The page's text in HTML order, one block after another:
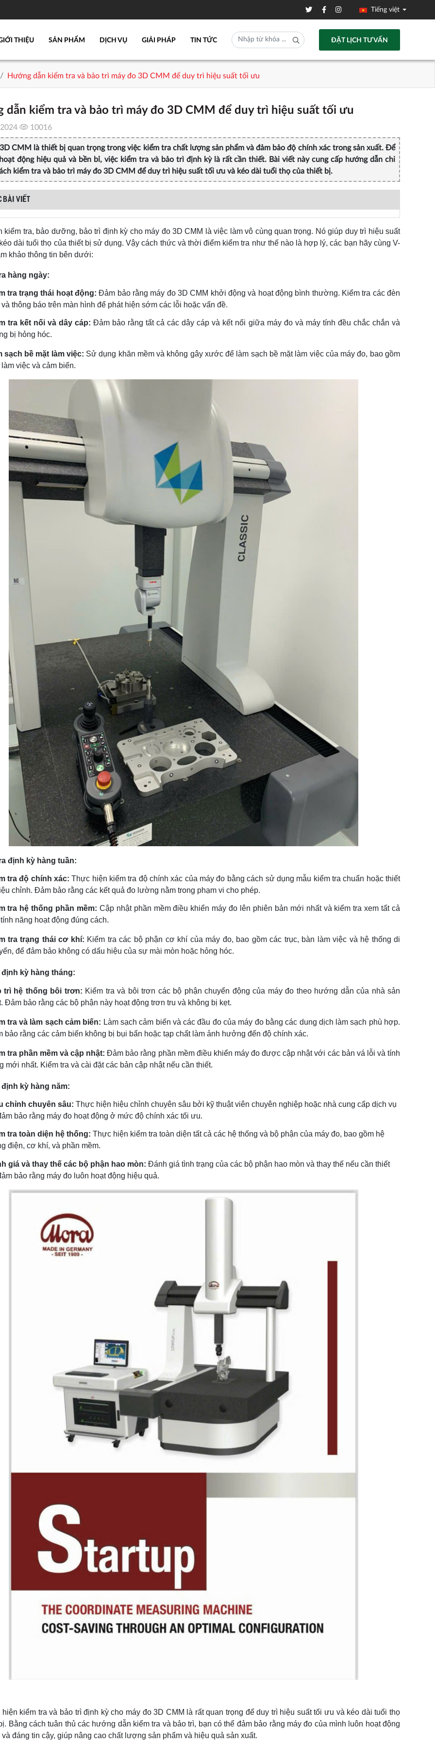
Tiếng việt
THIỆU SẢN PHẨM DỊCH VỤ GIẢI PHÁP TIN TỨC ĐẶT LỊCH TƯ VẤN
Hướng dẫn kiểm tra và bảo trì máy đo 3D CMM để duy trì hiệu suất tối ưu
dẫn kiểm tra và bảo trì máy đo 3D CMM để duy trì hiệu suất tối ưu
10016
CMM là thiết bị quan trọng trong việc kiểm tra chất lượng sản phẩm và đảm bảo độ chính xác trong sản xuất. Để
động hiệu quả và bền bỉ, việc kiểm tra và bảo trì định kỳ là rất cần thiết. Bài viết này cung cấp hướng dẫn chi
kiểm tra và bảo trì máy đo 3D CMM để duy trì hiệu suất tối ưu và kéo dài tuổi thọ của thiết bị.
BÀI VIẾT
kiểm tra, bảo dưỡng, bảo trì định kỳ cho máy đo 3D CMM là việc làm vô cùng quan trọng. Nó giúp duy trì hiệu suất
dài tuổi thọ của thiết bị sử dụng. Vậy cách thức và thời điểm kiểm tra như thế nào là hợp lý, các bạn hãy cùng V-
khảo thông tin bên dưới:
hàng ngày:
tra trạng thái hoạt động: Đảm bảo rằng máy đo 3D CMM khởi động và hoạt động bình thường. Kiểm tra các đèn
và thông báo trên màn hình để phát hiện sớm các lỗi hoặc vấn đề.
tra kết nối và dây cáp: Đảm bảo rằng tất cả các dây cáp và kết nối giữa máy đo và máy tính đều chắc chắn và
bị hỏng hóc.
sạch bề mặt làm việc: Sử dụng khăn mềm và không gây xước để làm sạch bề mặt làm việc của máy đo, bao gồm
làm việc và cảm biến.
định kỳ hàng tuần:
tra độ chính xác:Thực hiện kiểm tra độ chính xác của máy đo bằng cách sử dụng mẫu kiểm tra chuẩn hoặc thiết
chỉnh. Đảm bảo rằng các kết quả đo lường nằm trong phạm vi cho phép.
tra hệ thống phần mềm: Cập nhật phần mềm điều khiển máy đo lên phiên bản mới nhất và kiểm tra xem tất cả
năng hoạt động đúng cách.
tra trạng thái cơ khí: Kiểm tra các bộ phận cơ khí của máy đo, bao gồm các trục, bàn làm việc và hệ thống di
để đảm bảo không có dấu hiệu của sự mài mòn hoặc hỏng hóc.
định kỳ hàng tháng:
trì hệ thống bôi trơn: Kiểm tra và bôi trơn các bộ phận chuyển động của máy đo theo hướng dẫn của nhà sản
Đảm bảo rằng các bộ phận này hoạt động trơn tru và không bị kẹt.
tra và làm sạch cảm biến: Làm sạch cảm biến và các đầu đo của máy đo bằng các dung dịch làm sạch phù hợp.
bảo rằng các cảm biến không bị bụi bẩn hoặc tạp chất làm ảnh hưởng đến độ chính xác.
tra phần mềm và cập nhật: Đảm bảo rằng phần mềm điều khiển máy đo được cập nhật với các bản vá lỗi và tính
mới nhất. Kiểm tra và cài đặt các bản cập nhật nếu cần thiết.
định kỳ hàng năm:
chỉnh chuyên sâu: Thực hiện hiệu chỉnh chuyên sâu bởi kỹ thuật viên chuyên nghiệp hoặc nhà cung cấp dịch vụ
bảo rằng máy đo hoạt động ở mức độ chính xác tối ưu.
tra toàn diện hệ thống: Thực hiện kiểm tra toàn diện tất cả các hệ thống và bộ phận của máy đo, bao gồm hệ
điện, cơ khí, và phần mềm.
giá và thay thế các bộ phận hao mòn: Đánh giá tình trạng của các bộ phận hao mòn và thay thế nếu cần thiết
bảo rằng máy đo luôn hoạt động hiệu quả.
kiểm tra và bảo trì định kỳ cho máy đo 3D CMM là rất quan trọng để duy trì hiệu suất tối ưu và kéo dài tuổi thọ
Bằng cách tuân thủ các hướng dẫn kiểm tra và bảo trì, bạn có thể đảm bảo rằng máy đo của mình luôn hoạt động
đáng tin cậy, giúp nâng cao chất lượng sản phẩm và hiệu quả sản xuất.